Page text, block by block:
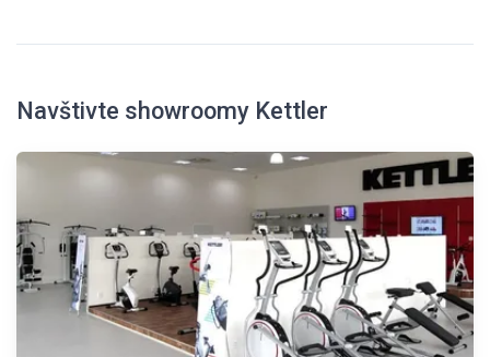
Navštivte showroomy Kettler